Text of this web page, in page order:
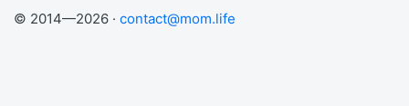
© 2014—2026 · contact@mom.life